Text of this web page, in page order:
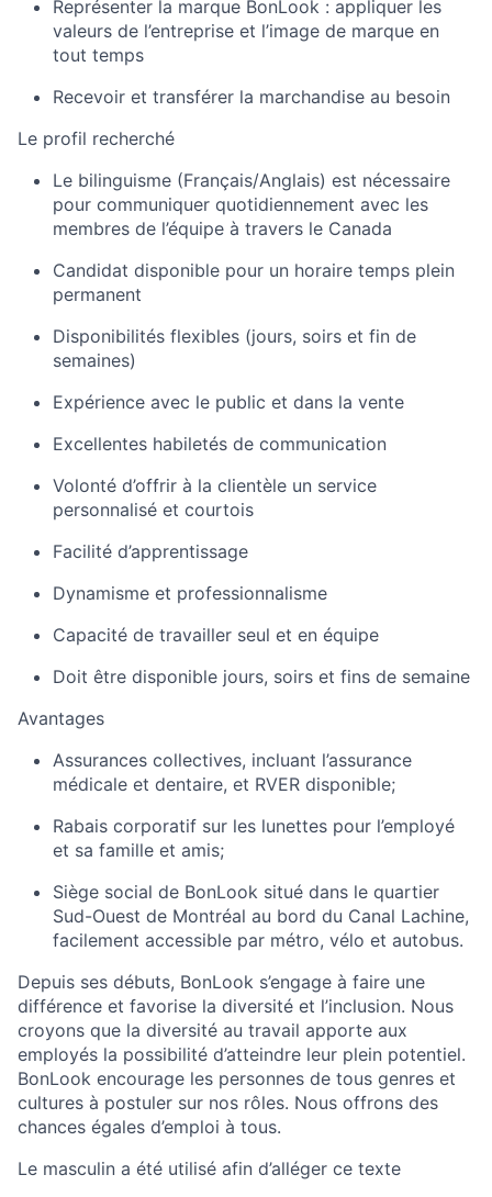
Représenter la marque BonLook : appliquer les
valeurs de l’entreprise et l’image de marque en
tout temps
Recevoir et transférer la marchandise au besoin
Le profil recherché
Le bilinguisme (Français/Anglais) est nécessaire
pour communiquer quotidiennement avec les
membres de l’équipe à travers le Canada
Candidat disponible pour un horaire temps plein
permanent
Disponibilités flexibles (jours, soirs et fin de
semaines)
Expérience avec le public et dans la vente
Excellentes habiletés de communication
Volonté d’offrir à la clientèle un service
personnalisé et courtois
Facilité d’apprentissage
Dynamisme et professionnalisme
Capacité de travailler seul et en équipe
Doit être disponible jours, soirs et fins de semaine
Avantages
Assurances collectives, incluant l’assurance
médicale et dentaire, et RVER disponible;
Rabais corporatif sur les lunettes pour l’employé
et sa famille et amis;
Siège social de BonLook situé dans le quartier
Sud-Ouest de Montréal au bord du Canal Lachine,
facilement accessible par métro, vélo et autobus.
Depuis ses débuts, BonLook s’engage à faire une
différence et favorise la diversité et l’inclusion. Nous
croyons que la diversité au travail apporte aux
employés la possibilité d’atteindre leur plein potentiel.
BonLook encourage les personnes de tous genres et
cultures à postuler sur nos rôles. Nous offrons des
chances égales d’emploi à tous.
Le masculin a été utilisé afin d’alléger ce texte